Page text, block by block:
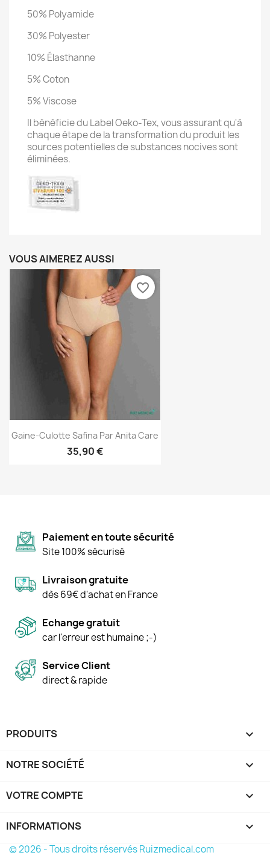
50% Polyamide
30% Polyester
10% Élasthanne
5% Coton
5% Viscose
Il bénéficie du Label Oeko-Tex, vous assurant qu'à
chaque étape de la transformation du produit les
sources potentielles de substances nocives sont
éliminées.
VOUS AIMEREZ AUSSI
Gaine-Culotte Safina Par Anita Care
35,90 €
favorite_border
Paiement en toute sécurité
Site 100% sécurisé
Livraison gratuite
dès 69€ d'achat en France
Echange gratuit
car l'erreur est humaine ;-)
Service Client
direct & rapide
PRODUITS 
NOTRE SOCIÉTÉ 
VOTRE COMPTE 
INFORMATIONS keyboard_arrow_down
© 2026 - Tous droits réservés Ruizmedical.com